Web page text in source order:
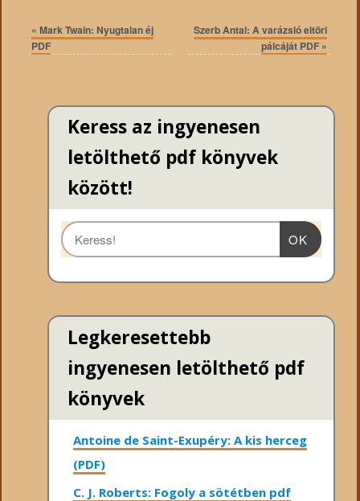
« Mark Twain: Nyugtalan éj
PDF
Szerb Antal: A ​varázsló eltöri
pálcáját PDF »
Keress az ingyenesen
letölthető pdf könyvek
között!
OK
Legkeresettebb
ingyenesen letölthető pdf
könyvek
Antoine de Saint-Exupéry: A kis herceg
(PDF)
C. J. Roberts: Fogoly a sötétben pdf